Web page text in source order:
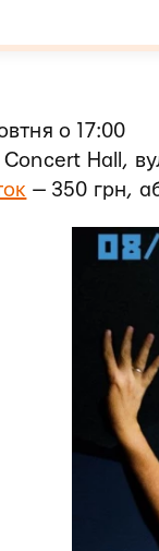
о 17:00
Concert Hall,
— 350 грн,